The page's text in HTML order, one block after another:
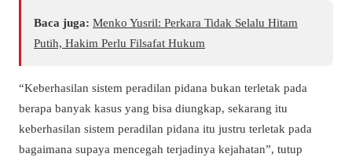
Baca juga: Menko Yusril: Perkara Tidak Selalu Hitam
Putih, Hakim Perlu Filsafat Hukum
“Keberhasilan sistem peradilan pidana bukan terletak pada
berapa banyak kasus yang bisa diungkap, sekarang itu
keberhasilan sistem peradilan pidana itu justru terletak pada
bagaimana supaya mencegah terjadinya kejahatan”, tutup